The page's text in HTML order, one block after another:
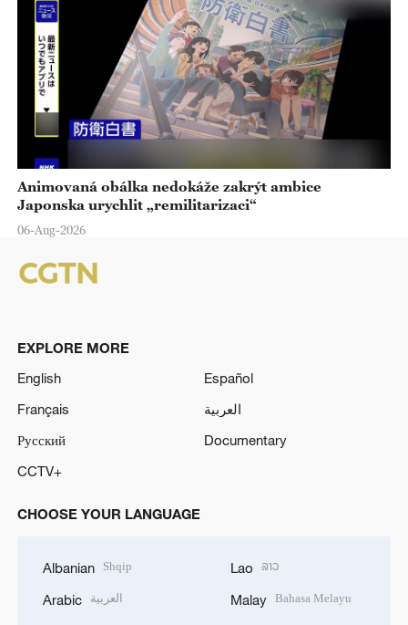
Animovaná obálka nedokáže zakrýt ambice
Japonska urychlit „remilitarizaci“
06-Aug-2026
EXPLORE MORE
English
Español
Français
العربية
Русский
Documentary
CCTV+
CHOOSE YOUR LANGUAGE
Albanian Shqip
Arabic العربية
Lao ລາວ
Malay Bahasa Melayu